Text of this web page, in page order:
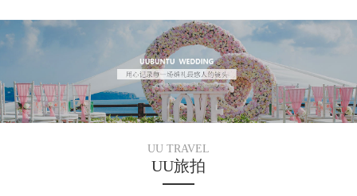
UU TRAVEL
UU旅拍